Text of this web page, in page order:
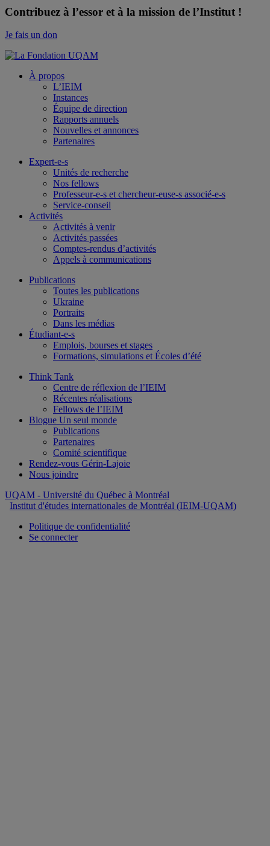
Contribuez à l’essor et à la mission de l’Institut !
Je fais un don
À propos
L’IEIM
Instances
Équipe de direction
Rapports annuels
Nouvelles et annonces
Partenaires
Expert-e-s
Unités de recherche
Nos fellows
Professeur-e-s et chercheur-euse-s associé-e-s
Service-conseil
Activités
Activités à venir
Activités passées
Comptes-rendus d’activités
Appels à communications
Publications
Toutes les publications
Ukraine
Portraits
Dans les médias
Étudiant-e-s
Emplois, bourses et stages
Formations, simulations et Écoles d’été
Think Tank
Centre de réflexion de l’IEIM
Récentes réalisations
Fellows de l’IEIM
Blogue Un seul monde
Publications
Partenaires
Comité scientifique
Rendez-vous Gérin-Lajoie
Nous joindre
UQAM - Université du Québec à Montréal
Institut d'études internationales de Montréal (IEIM-UQAM)
Politique de confidentialité
Se connecter